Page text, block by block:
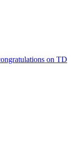
on TD